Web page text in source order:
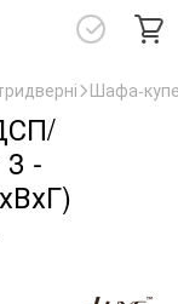
Шафа-
-